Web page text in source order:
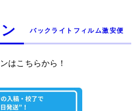
バックライトフィルム激安便
はこちらから！